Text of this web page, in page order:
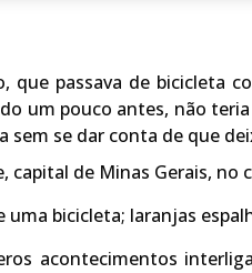
que passava de bicicleta
um pouco antes, não
sem se dar conta de que
capital de Minas Gerais,
bicicleta; laranjas
acontecimentos